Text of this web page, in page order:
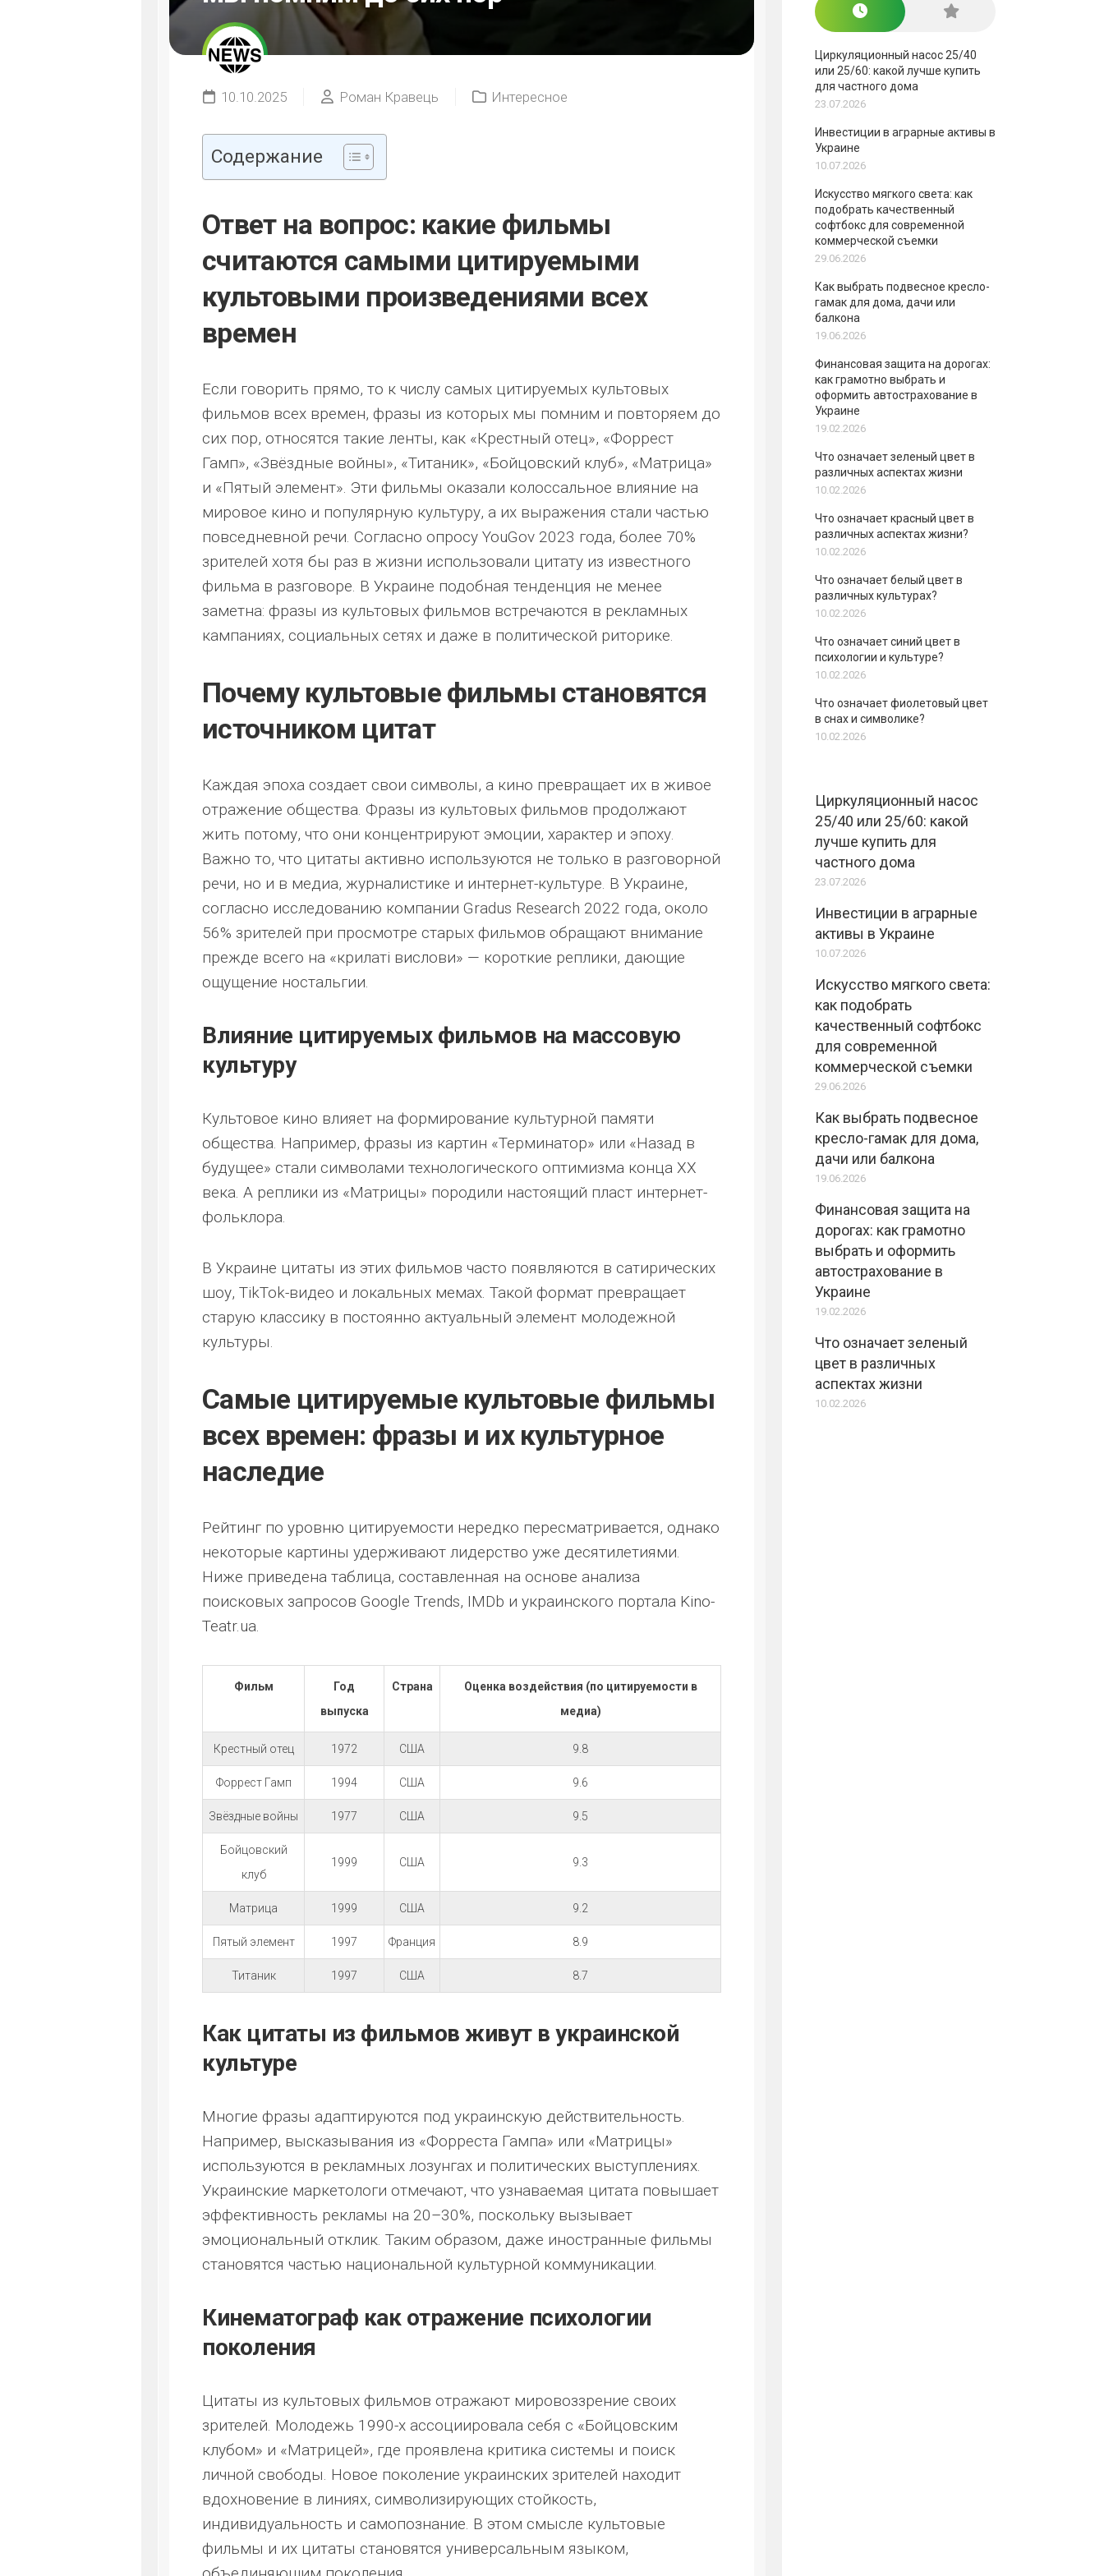
10.10.2025 Роман Кравець Интересное
Содержание
Ответ на вопрос: какие фильмы
считаются самыми цитируемыми
культовыми произведениями всех
времен
Если говорить прямо, то к числу самых цитируемых культовых
фильмов всех времен, фразы из которых мы помним и повторяем до
сих пор, относятся такие ленты, как «Крестный отец», «Форрест
Гамп», «Звёздные войны», «Титаник», «Бойцовский клуб», «Матрица»
и «Пятый элемент». Эти фильмы оказали колоссальное влияние на
мировое кино и популярную культуру, а их выражения стали частью
повседневной речи. Согласно опросу YouGov 2023 года, более 70%
зрителей хотя бы раз в жизни использовали цитату из известного
фильма в разговоре. В Украине подобная тенденция не менее
заметна: фразы из культовых фильмов встречаются в рекламных
кампаниях, социальных сетях и даже в политической риторике.
Почему культовые фильмы становятся
источником цитат
Каждая эпоха создает свои символы, а кино превращает их в живое
отражение общества. Фразы из культовых фильмов продолжают
жить потому, что они концентрируют эмоции, характер и эпоху.
Важно то, что цитаты активно используются не только в разговорной
речи, но и в медиа, журналистике и интернет-культуре. В Украине,
согласно исследованию компании Gradus Research 2022 года, около
56% зрителей при просмотре старых фильмов обращают внимание
прежде всего на «крилаті вислови» — короткие реплики, дающие
ощущение ностальгии.
Влияние цитируемых фильмов на массовую
культуру
Культовое кино влияет на формирование культурной памяти
общества. Например, фразы из картин «Терминатор» или «Назад в
будущее» стали символами технологического оптимизма конца XX
века. А реплики из «Матрицы» породили настоящий пласт интернет-
фольклора.
В Украине цитаты из этих фильмов часто появляются в сатирических
шоу, TikTok-видео и локальных мемах. Такой формат превращает
старую классику в постоянно актуальный элемент молодежной
культуры.
Самые цитируемые культовые фильмы
всех времен: фразы и их культурное
наследие
Рейтинг по уровню цитируемости нередко пересматривается, однако
некоторые картины удерживают лидерство уже десятилетиями.
Ниже приведена таблица, составленная на основе анализа
поисковых запросов Google Trends, IMDb и украинского портала Kino-
Teatr.ua.
Фильм
Год
выпуска
Страна
Оценка воздействия (по цитируемости в
медиа)
Крестный отец 1972 США 9.8
Форрест Гамп 1994 США 9.6
Звёздные войны 1977 США 9.5
Бойцовский
клуб
1999 США 9.3
Матрица 1999 США 9.2
Пятый элемент 1997 Франция 8.9
Титаник 1997 США 8.7
Как цитаты из фильмов живут в украинской
культуре
Многие фразы адаптируются под украинскую действительность.
Например, высказывания из «Форреста Гампа» или «Матрицы»
используются в рекламных лозунгах и политических выступлениях.
Украинские маркетологи отмечают, что узнаваемая цитата повышает
эффективность рекламы на 20–30%, поскольку вызывает
эмоциональный отклик. Таким образом, даже иностранные фильмы
становятся частью национальной культурной коммуникации.
Кинематограф как отражение психологии
поколения
Цитаты из культовых фильмов отражают мировоззрение своих
зрителей. Молодежь 1990-х ассоциировала себя с «Бойцовским
клубом» и «Матрицей», где проявлена критика системы и поиск
личной свободы. Новое поколение украинских зрителей находит
вдохновение в линиях, символизирующих стойкость,
индивидуальность и самопознание. В этом смысле культовые
фильмы и их цитаты становятся универсальным языком,
Циркуляционный насос 25/40
или 25/60: какой лучше купить
для частного дома
23.07.2026
Инвестиции в аграрные активы в
Украине
10.07.2026
Искусство мягкого света: как
подобрать качественный
софтбокс для современной
коммерческой съемки
29.06.2026
Как выбрать подвесное кресло-
гамак для дома, дачи или
балкона
19.06.2026
Финансовая защита на дорогах:
как грамотно выбрать и
оформить автострахование в
Украине
19.02.2026
Что означает зеленый цвет в
различных аспектах жизни
10.02.2026
Что означает красный цвет в
различных аспектах жизни?
10.02.2026
Что означает белый цвет в
различных культурах?
10.02.2026
Что означает синий цвет в
психологии и культуре?
10.02.2026
Что означает фиолетовый цвет
в снах и символике?
10.02.2026
Циркуляционный насос
25/40 или 25/60: какой
лучше купить для
частного дома
23.07.2026
Инвестиции в аграрные
активы в Украине
10.07.2026
Искусство мягкого света:
как подобрать
качественный софтбокс
для современной
коммерческой съемки
29.06.2026
Как выбрать подвесное
кресло-гамак для дома,
дачи или балкона
19.06.2026
Финансовая защита на
дорогах: как грамотно
выбрать и оформить
автострахование в
Украине
19.02.2026
Что означает зеленый
цвет в различных
аспектах жизни
10.02.2026